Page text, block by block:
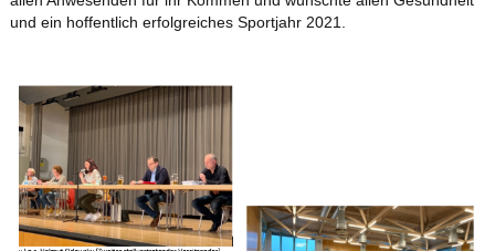
und ein hoffentlich erfolgreiches Sportjahr 2021.